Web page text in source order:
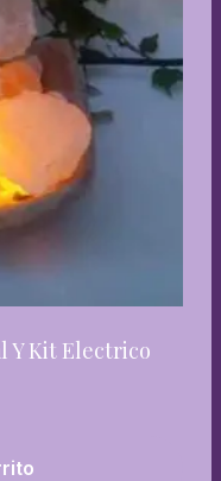
Y Kit Electrico